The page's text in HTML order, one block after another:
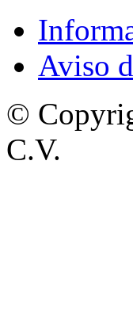
Aviso
©
C.V.